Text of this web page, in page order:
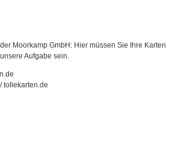
Moorkamp GmbH: Hier müssen Sie Ihre Karten
Aufgabe sein.
tollekarten.de